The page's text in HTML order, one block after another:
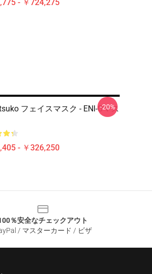
- ￥724,275
フェイスマスク - ENI-Oマス
- ￥326,250
-20%
％安全なチェックアウト
/ マスターカード / ビザ